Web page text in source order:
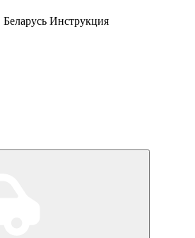
Беларусь Инструкция